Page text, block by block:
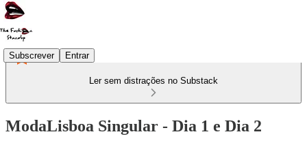
Subscrever Entrar
Ler sem distrações no Substack
ModaLisboa Singular - Dia 1 e Dia 2